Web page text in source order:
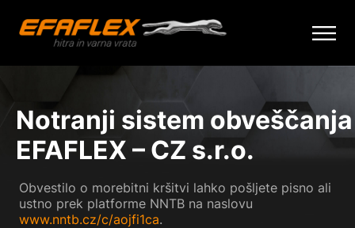
content
Notranji sistem obveščanja
EFAFLEX – CZ s.r.o.
Obvestilo o morebitni kršitvi lahko pošljete pisno ali
ustno prek platforme NNTB na naslovu
www.nntb.cz/c/aojfi1ca.